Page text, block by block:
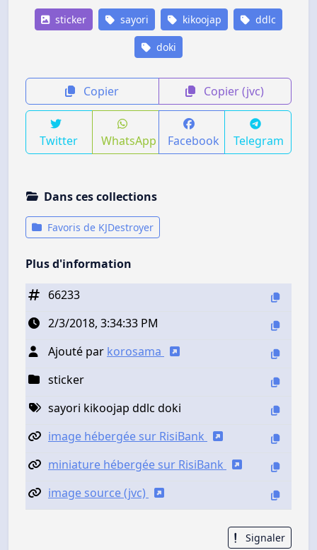
sticker sayori kikoojap ddlc
doki
Copier Copier (jvc)
Twitter WhatsApp Facebook Telegram
Dans ces collections
Favoris de KJDestroyer
Plus d'information
66233
2/3/2018, 3:34:33 PM
Ajouté par korosama
sticker
sayori kikoojap ddlc doki
image hébergée sur RisiBank
miniature hébergée sur RisiBank
image source (jvc)
Signaler